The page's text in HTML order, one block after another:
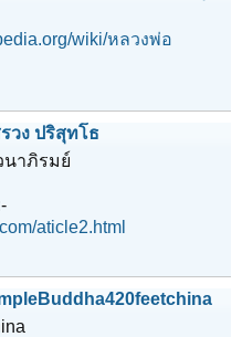
wiki/หลวงพ่อ
วง ปริสุทโธ
นาภิรมย์
aticle2.html